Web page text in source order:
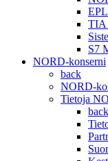
TIA
S7
NORD-konserni
back
NORD-
Tietoja
back